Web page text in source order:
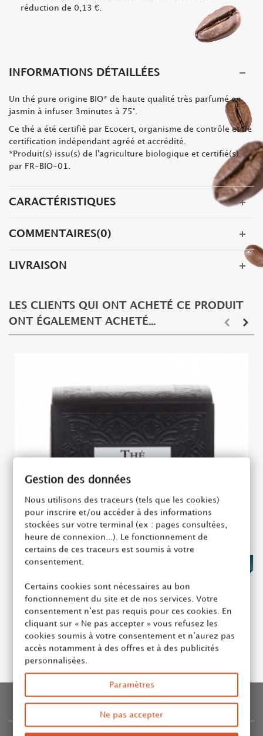
réduction de 0,13 €
INFORMATIONS DÉTAILLÉES
Un thé pure origine BIO* de haute qualité très parfumé en
jasmin à infuser 3minutes à 75°.
Ce thé a été certifié par Ecocert, organisme de contrôle et de
certification indépendant agréé et accrédité.
*Produit(s) issu(s) de l'agriculture biologique et certifié(s)
par FR-BIO-01.
CARACTÉRISTIQUES
COMMENTAIRES(0)
LIVRAISON
LES CLIENTS QUI ONT ACHETÉ CE PRODUIT
ONT ÉGALEMENT ACHETÉ...
Thé Noir Breakfast Tea Dammann, 50 sachets
Ajouter au panier
Gestion des données
Nous utilisons des traceurs (tels que les cookies)
pour inscrire et/ou accéder à des informations
stockées sur votre terminal (ex : pages consultées,
heure de connexion...). Le fonctionnement de
certains de ces traceurs est soumis à votre
consentement.
Certains cookies sont nécessaires au bon
fonctionnement du site et de nos services. Votre
consentement n’est pas requis pour ces cookies. En
cliquant sur « Ne pas accepter » vous refusez les
cookies soumis à votre consentement et n’aurez pas
accès notamment à des offres et à des publicités
personnalisées.
Paramètres
Ne pas accepter